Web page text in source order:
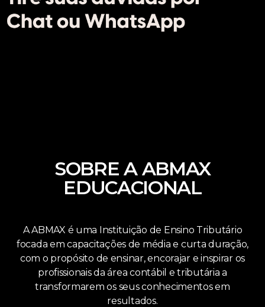
SOBRE A ABMAX
EDUCACIONAL
A ABMAX é uma Instituição de Ensino Tributário
focada em capacitações de média e curta duração,
com o propósito de ensinar, encorajar e inspirar os
profissionais da área contábil e tributária a
transformarem os seus conhecimentos em
resultados.